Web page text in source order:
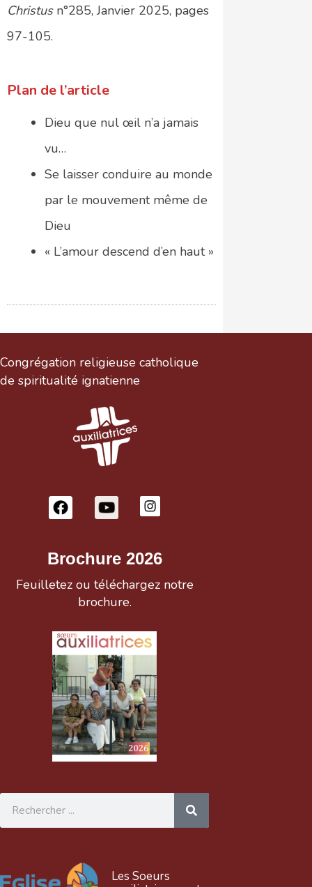
Christusn°285, Janvier 2025, pages
97-105.
Plan de l’article
Dieu que nul œil n’a jamais
vu…
Se laisser conduire au monde
par le mouvement même de
Dieu
« L’amour descend d’en haut »
Congrégation religieuse catholique
de spiritualité ignatienne
Brochure 2026
Feuilletez ou téléchargez notre
brochure.
Les Soeurs